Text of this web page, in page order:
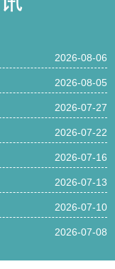
2026-08-06
2026-08-05
2026-07-27
2026-07-22
2026-07-16
2026-07-13
2026-07-10
2026-07-08